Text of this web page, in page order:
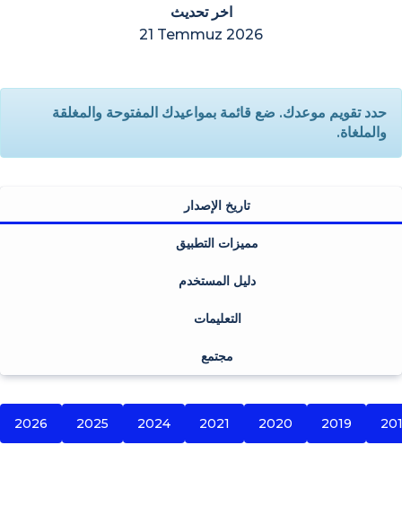
اخر تحديث
21 Temmuz 2026
حدد تقويم موعدك. ضع قائمة بمواعيدك المفتوحة والمغلقة
والملغاة.
تاريخ الإصدار
مميزات التطبيق
دليل المستخدم
التعليمات
مجتمع
2026 2025 2024 2021 2020 2019